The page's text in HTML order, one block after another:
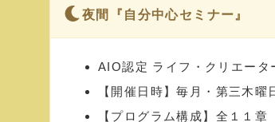
夜間『自分中心セミナー』
AIO認定 ライフ・クリエータ
【開催日時】毎月・第三木
【プログラム構成】全１１